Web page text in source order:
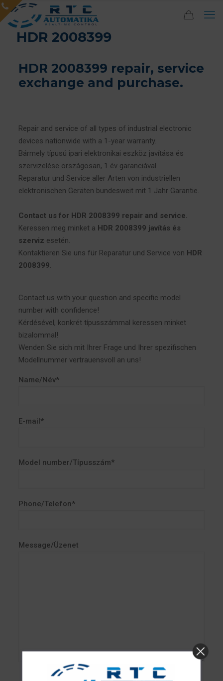
HDR 2008399
HDR 2008399 repair, service
exchange and purchase.
Repair and service of all types of industrial electronic
devices nationwide with a 1-year warranty.
Bármely típusú ipari elektronikai eszköz javítása és
szervizelése országosan, 1 év garanciával.
Reparatur und Service aller Arten von industriellen
elektronischen Geräten bundesweit mit 1 Jahr Garantie.
Contact us for HDR 2008399 repair and service.
Keressen meg minket a HDR 2008399 javítás és
szerviz esetén.
Kontaktieren Sie uns für Reparatur und Service von HDR
2008399.
Contact us with your question and specific model
number with confidence!
Kérdésével, konkrét típusszámmal keressen minket
bizalommal!
Wenden Sie sich mit Ihrer Frage und Ihrer spezifischen
Modellnummer vertrauensvoll an uns!
Name/Név*
E-mail*
Model number/Típusszám*
Phone/Telefon*
Message/Üzenet